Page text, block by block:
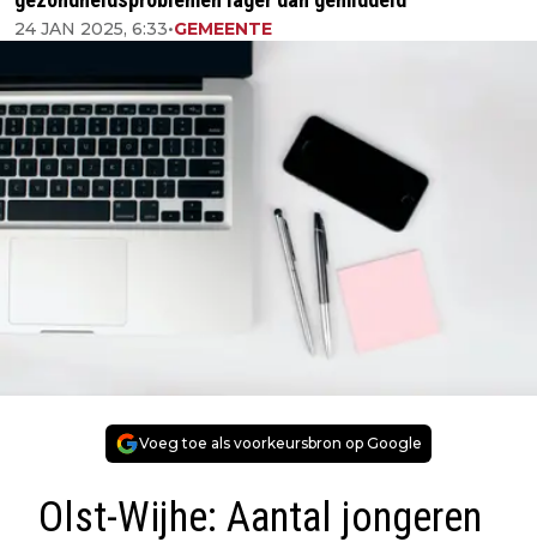
24 JAN 2025, 6:33•GEMEENTE
Voeg toe als voorkeursbron op Google
Olst-Wijhe: Aantal jongeren